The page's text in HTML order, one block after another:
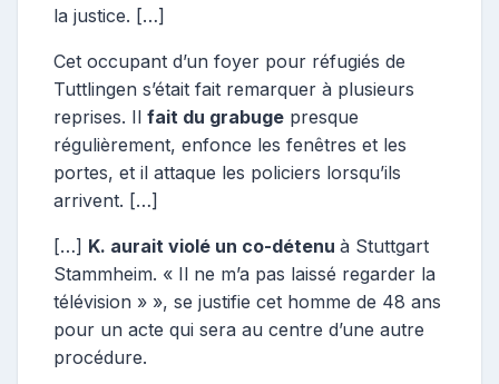
la justice. […]
Cet occupant d’un foyer pour réfugiés de
Tuttlingen s’était fait remarquer à plusieurs
reprises. Il fait du grabuge presque
régulièrement, enfonce les fenêtres et les
portes, et il attaque les policiers lorsqu’ils
arrivent. […]
[…] K. aurait violé un co-détenu à Stuttgart
Stammheim. « Il ne m’a pas laissé regarder la
télévision » », se justifie cet homme de 48 ans
pour un acte qui sera au centre d’une autre
procédure.